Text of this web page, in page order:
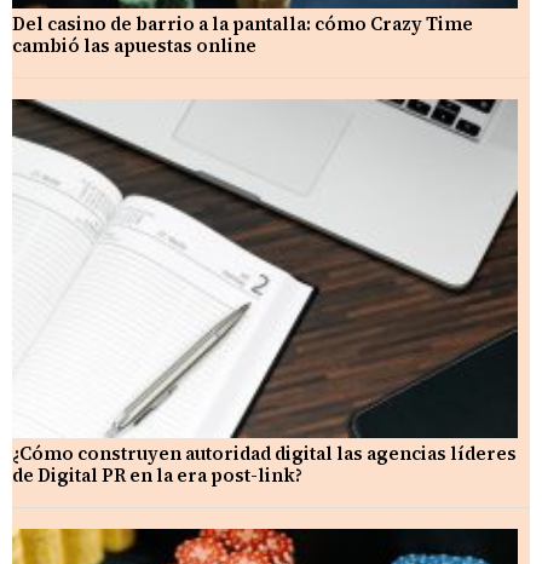
Del casino de barrio a la pantalla: cómo Crazy Time
cambió las apuestas online
¿Cómo construyen autoridad digital las agencias líderes
de Digital PR en la era post-link?